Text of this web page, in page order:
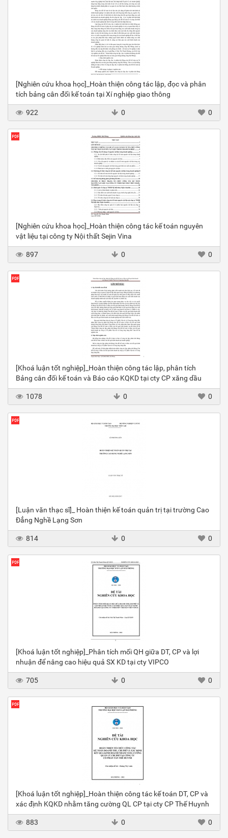
[Nghiên cứu khoa học]_Hoàn thiện công tác lập, đọc và phân
tích bảng cân đối kế toán tại Xí nghiệp giao thông
922 0 0
[Nghiên cứu khoa học]_Hoàn thiện công tác kế toán nguyên
vật liệu tại công ty Nội thất Sejin Vina
897 0 0
[Khoá luận tốt nghiệp]_Hoàn thiện công tác lập, phân tích
Bảng cân đối kế toán và Báo cáo KQKD tại cty CP xăng dầu
1078 0 0
[Luận văn thạc sĩ]_ Hoàn thiện kế toán quản trị tại trường Cao
Đẳng Nghề Lạng Sơn
814 0 0
[Khoá luận tốt nghiệp]_Phân tích mối QH giữa DT, CP và lợi
nhuận để nâng cao hiệu quả SX KD tại cty VIPCO
705 0 0
[Khoá luận tốt nghiệp]_Hoàn thiện công tác kế toán DT, CP và
xác định KQKD nhằm tăng cường QL CP tại cty CP Thế Huynh
883 0 0